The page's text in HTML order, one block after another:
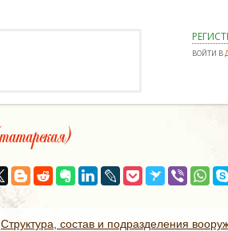
ВОЙТИ В
Структура, состав и подразделения